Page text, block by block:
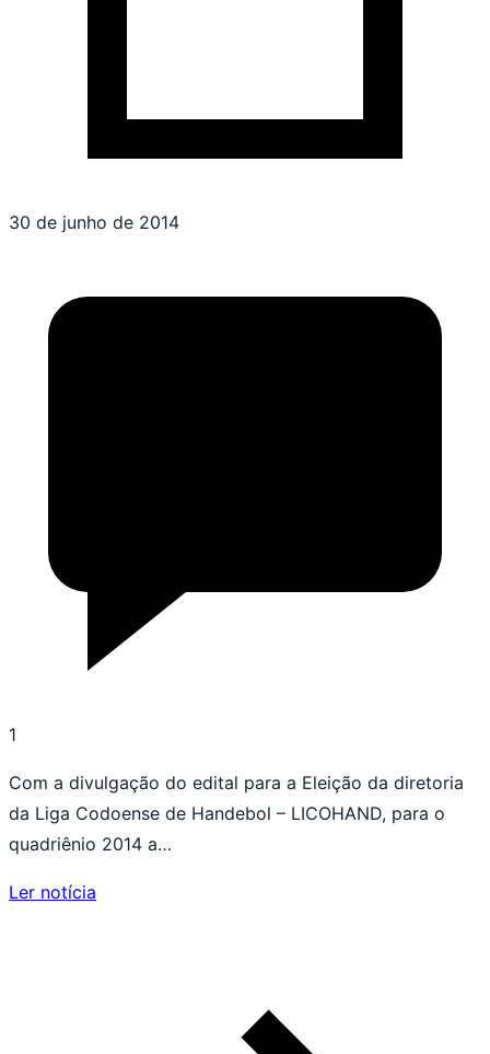
30 de junho de 2014
1
Com a divulgação do edital para a Eleição da diretoria
da Liga Codoense de Handebol – LICOHAND, para o
quadriênio 2014 a…
Ler notícia